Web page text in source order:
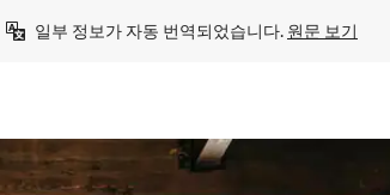
일부 정보가 자동 번역되었습니다. 원문 보기